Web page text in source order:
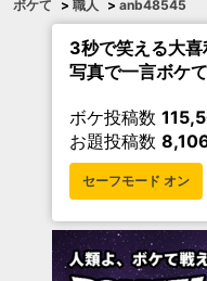
ボケて > 職人 > anb48545
3秒で笑える大喜
写真で一言ボケ
ボケ投稿数
お題投稿数
セーフモード オン